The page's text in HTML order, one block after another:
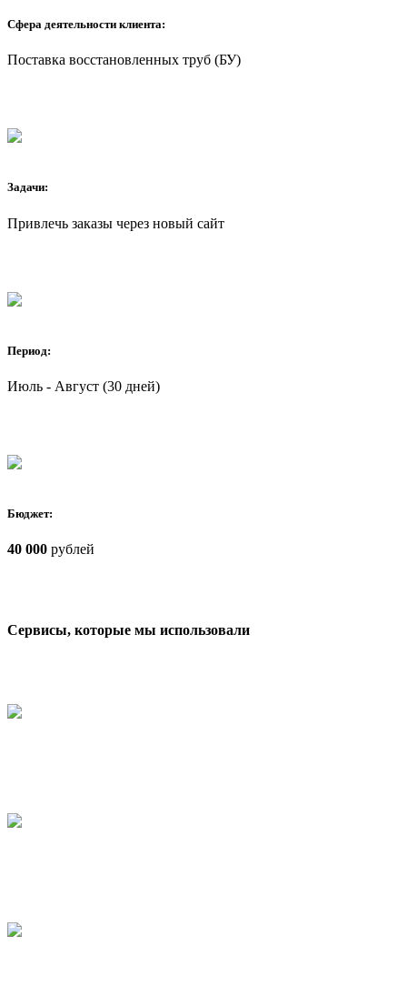
Сфера деятельности клиента:
Поставка восстановленных труб (БУ)
Задачи:
Привлечь заказы через новый сайт
Период:
Июль - Август (30 дней)
Бюджет:
40 000 рублей
Сервисы, которые мы использовали